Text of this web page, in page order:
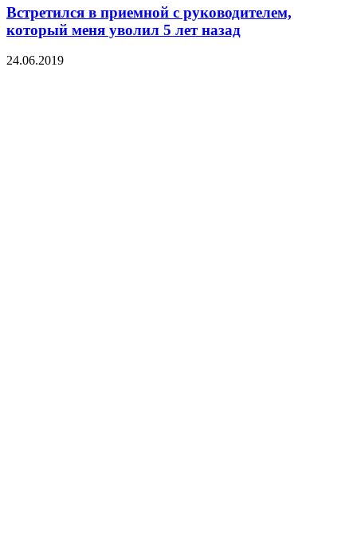
Встретился в приемной с руководителем,
который меня уволил 5 лет назад
24.06.2019